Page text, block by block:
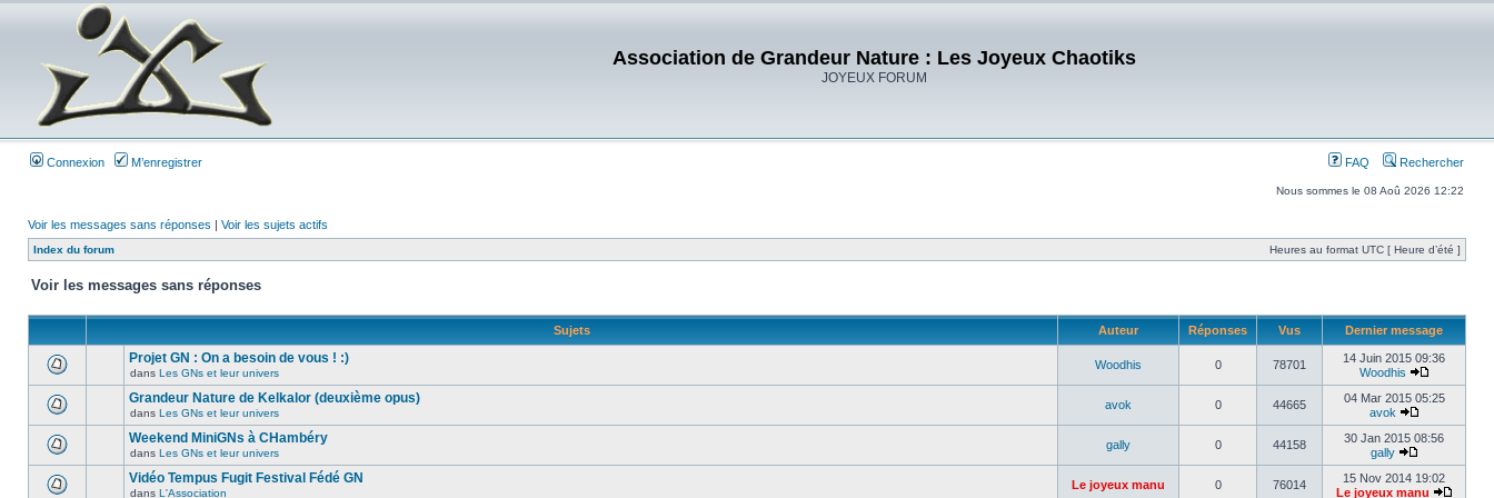
Association de Grandeur Nature : Les Joyeux Chaotiks
JOYEUX FORUM
Connexion M’enregistrer FAQ Rechercher
Nous sommes le 08 Aoû 2026 12:22
Voir les messages sans réponses | Voir les sujets actifs
Index du forum Heures au format UTC [ Heure d’été ]
Voir les messages sans réponses
Sujets Auteur Réponses Vus Dernier message
Projet GN : On a besoin de vous ! :)
dans Les GNs et leur univers
Woodhis 0 78701
14 Juin 2015 09:36
Woodhis
Grandeur Nature de Kelkalor (deuxième opus)
dans Les GNs et leur univers
avok 0 44665
04 Mar 2015 05:25
avok
Weekend MiniGNs à CHambéry
dans Les GNs et leur univers
gally 0 44158
30 Jan 2015 08:56
gally
Vidéo Tempus Fugit Festival Fédé GN
dans L'Association
Le joyeux manu 0 76014
15 Nov 2014 19:02
Le joyeux manu